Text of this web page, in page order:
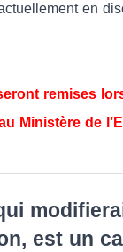
en
remises
Ministère de
est un